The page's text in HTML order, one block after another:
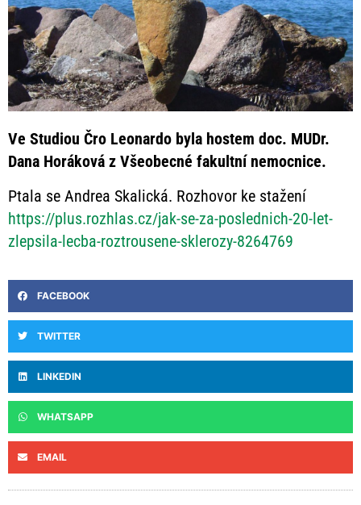
Ve Studiou Čro Leonardo byla hostem doc. MUDr.
Dana Horáková z Všeobecné fakultní nemocnice.
Ptala se Andrea Skalická. Rozhovor ke stažení
https://plus.rozhlas.cz/jak-se-za-poslednich-20-let-
zlepsila-lecba-roztrousene-sklerozy-8264769
FACEBOOK
TWITTER
LINKEDIN
WHATSAPP
EMAIL